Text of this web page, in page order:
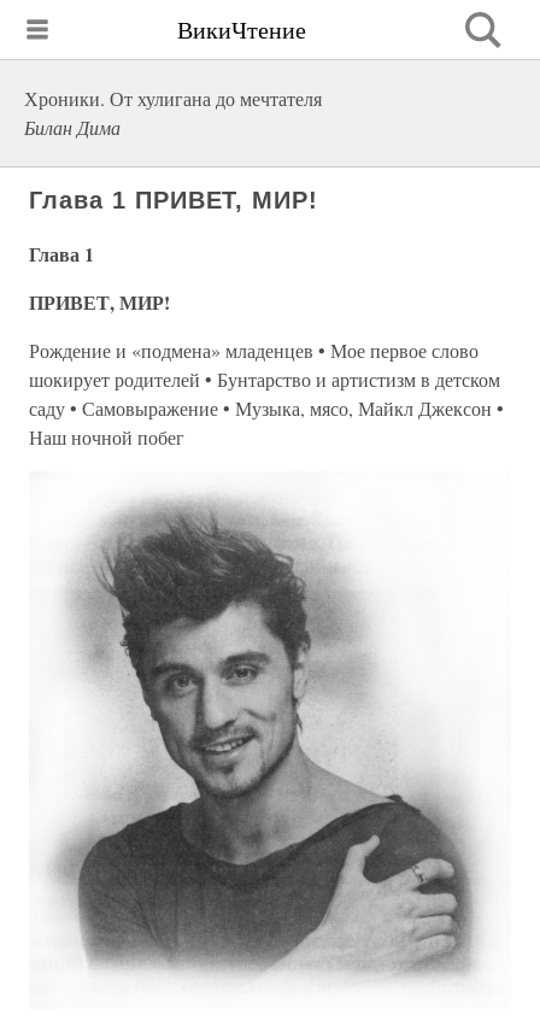
ВикиЧтение
Хроники. От хулигана до мечтателя
Билан Дима
Глава 1 ПРИВЕТ, МИР!
Глава 1
ПРИВЕТ, МИР!
Рождение и «подмена» младенцев • Мое первое слово
шокирует родителей • Бунтарство и артистизм в детском
саду • Самовыражение • Музыка, мясо, Майкл Джексон •
Наш ночной побег